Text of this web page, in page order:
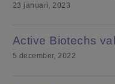
23 januari, 2023
Active Biotechs
5 december, 2022